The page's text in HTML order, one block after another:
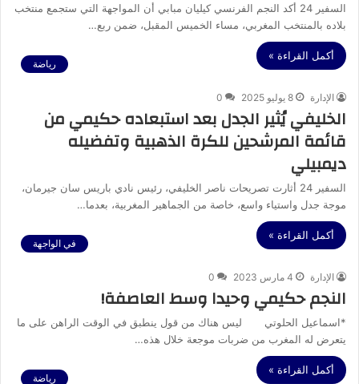
السفير 24 أكد النجم الفرنسي كيليان مبابي أن المواجهة التي ستجمع منتخب
بلاده بالمنتخب المغربي، مساء الخميس المقبل، ضمن ربع…
أكمل القراءة »
رياضة
الإدارة 8 يوليو 2025 0
الخليفي يُثير الجدل بعد استبعاده حكيمي من
قائمة المرشحين للكرة الذهبية وتفضيله
ديمبيلي
السفير 24 أثارت تصريحات ناصر الخليفي، رئيس نادي باريس سان جيرمان،
موجة جدل واستياء واسع، خاصة من الجماهير المغربية، بعدما…
أكمل القراءة »
في الواجهة
الإدارة 4 مارس 2023 0
النجم حكيمي وحيدا وسط العاصفة!
*اسماعيل الحلوتي ليس هناك من قول ينطبق في الوقت الراهن على ما
يتعرض له المغرب من ضربات موجعة خلال هذه…
أكمل القراءة »
رياضة